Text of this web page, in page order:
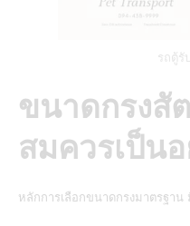
รถตู้รั
ขนาดกรงสั
สมควรเป็นอ
หลักการเลือกขนาดกรงมาตรฐาน